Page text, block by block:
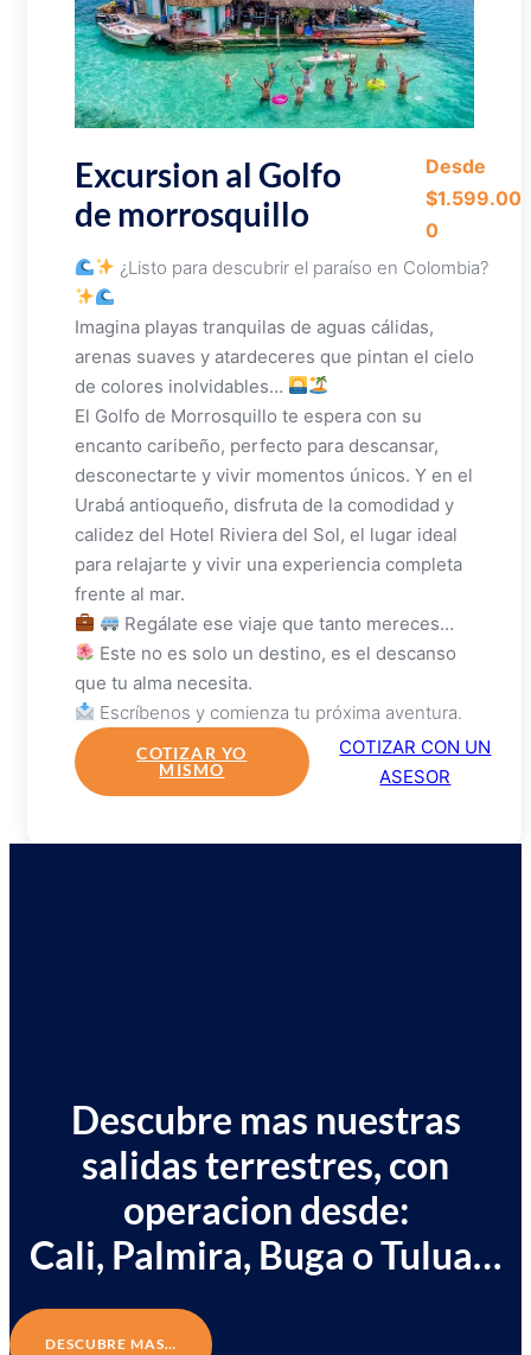
Excursion al Golfo
de morrosquillo
Desde
$1.599.00
0
¿Listo para descubrir el paraíso en Colombia?
Imagina playas tranquilas de aguas cálidas,
arenas suaves y atardeceres que pintan el cielo
de colores inolvidables…
El Golfo de Morrosquillo te espera con su
encanto caribeño, perfecto para descansar,
desconectarte y vivir momentos únicos. Y en el
Urabá antioqueño, disfruta de la comodidad y
calidez del Hotel Riviera del Sol, el lugar ideal
para relajarte y vivir una experiencia completa
frente al mar.
Regálate ese viaje que tanto mereces…
Este no es solo un destino, es el descanso
que tu alma necesita.
Escríbenos y comienza tu próxima aventura.
COTIZAR YO
MISMO
COTIZAR CON UN
ASESOR
Descubre mas nuestras
salidas terrestres, con
operacion desde:
Cali, Palmira, Buga o Tulua…
DESCUBRE MAS…